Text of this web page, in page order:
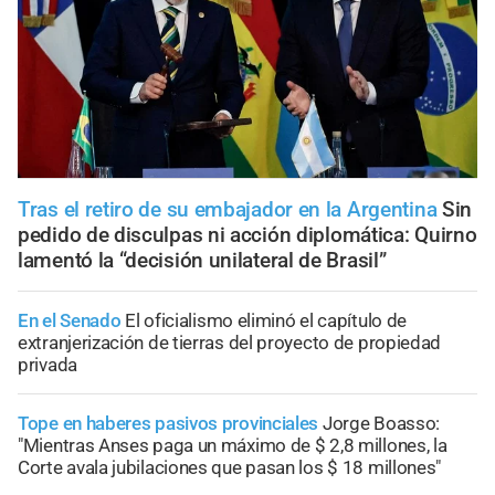
Tras el retiro de su embajador en la Argentina Sin
pedido de disculpas ni acción diplomática: Quirno
lamentó la “decisión unilateral de Brasil”
En el Senado El oficialismo eliminó el capítulo de
extranjerización de tierras del proyecto de propiedad
privada
Tope en haberes pasivos provinciales Jorge Boasso:
"Mientras Anses paga un máximo de $ 2,8 millones, la
Corte avala jubilaciones que pasan los $ 18 millones"